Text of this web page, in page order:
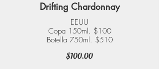
Drifting Chardonnay
EEUU
Copa 150ml. $100
Botella 750ml. $510
$100.00